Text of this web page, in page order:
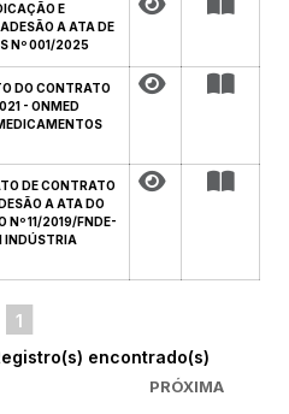
E
A ATA DE
Nº 001/2025
DO CONTRATO
- ONMED
DE CONTRATO
A ATA DO
Nº 11/2019/FNDE-
INDÚSTRIA
1
encontrado(s)
PRÓXIMA